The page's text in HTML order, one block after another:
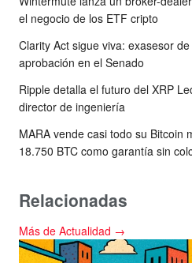
el negocio de los ETF cripto
Clarity Act sigue viva: exasesor
aprobación en el Senado
Ripple detalla el futuro del XRP
director de ingeniería
MARA vende casi todo su Bitcoin
18.750 BTC como garantía sin
Relacionadas
Más de Actualidad →